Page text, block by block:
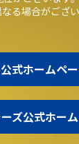
る場合がござ
式ホームペ
ズ公式ホー